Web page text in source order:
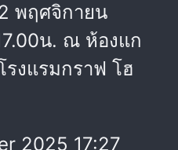
พฤศจิกายน
น. ณ ห้องแก
งแรมกราฟ โฮ
2025 17:27